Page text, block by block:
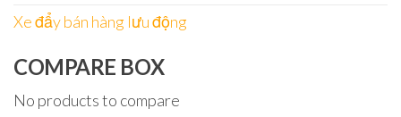
Xe đẩy bán hàng lưu động
COMPARE BOX
No products to compare